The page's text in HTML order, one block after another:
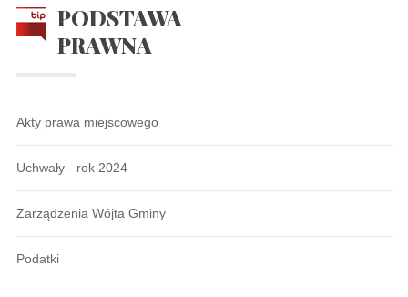
PODSTAWA
PRAWNA
Akty prawa miejscowego
Uchwały - rok 2024
Zarządzenia Wójta Gminy
Podatki